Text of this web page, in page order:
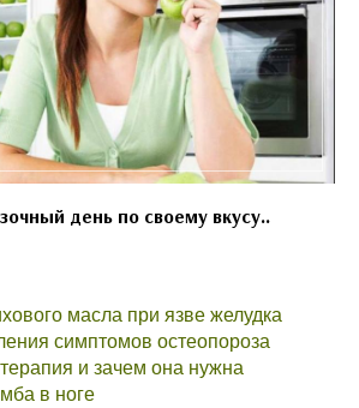
день по своему вкусу..
масла при язве желудка
симптомов остеопороза
и зачем она нужна
в ноге